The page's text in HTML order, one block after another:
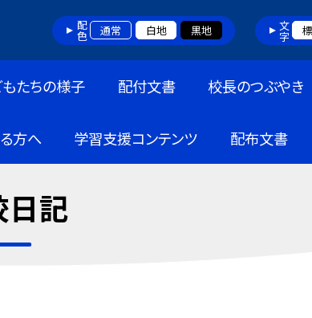
配色 通常 白地 黒地 文字
たちの様子 配付文書 校長のつぶやき
方へ 学習支援コンテンツ 配布文書
日記